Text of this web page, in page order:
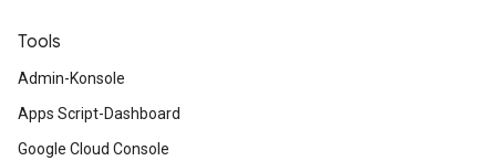
Tools
Admin-Konsole
Apps Script-Dashboard
Google Cloud Console